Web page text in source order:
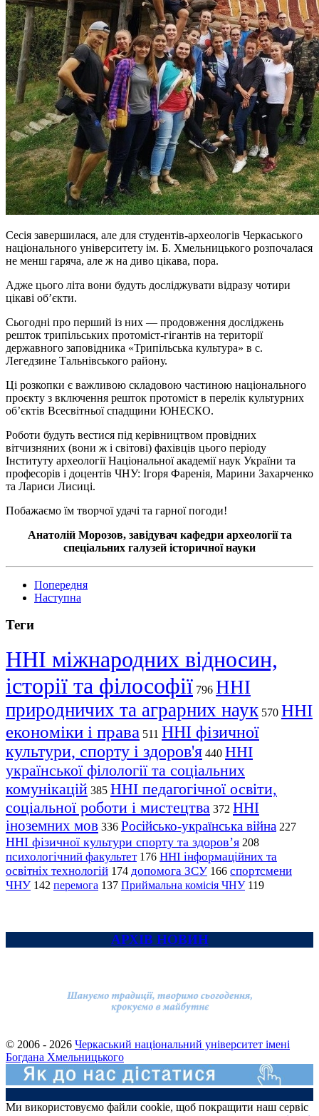
Сесія завершилася, але для студентів-археологів Черкаського
національного університету ім. Б. Хмельницького розпочалася
не менш гаряча, але ж на диво цікава, пора.
Адже цього літа вони будуть досліджувати відразу чотири
цікаві об’єкти.
Сьогодні про перший із них — продовження досліджень
решток трипільських протоміст-гігантів на території
державного заповідника «Трипільська культура» в с.
Легедзине Тальнівського району.
Ці розкопки є важливою складовою частиною національного
проєкту з включення решток протоміст в перелік культурних
об’єктів Всесвітньої спадщини ЮНЕСКО.
Роботи будуть вестися під керівництвом провідних
вітчизняних (вони ж і світові) фахівців цього періоду
Інституту археології Національної академії наук України та
професорів і доцентів ЧНУ: Ігоря Фаренія, Марини Захарченко
та Лариси Лисиці.
Побажаємо їм творчої удачі та гарної погоди!
Анатолій Морозов, завідувач кафедри археології та
спеціальних галузей історичної науки
Попередня
Наступна
Теги
ННІ міжнародних відносин,
історії та філософії 796 ННІ
природничих та аграрних наук 570 ННІ
економіки і права 511 ННІ фізичної
культури, спорту і здоров'я 440 ННІ
української філології та соціальних
комунікацій 385 ННІ педагогічної освіти,
соціальної роботи і мистецтва 372 ННІ
іноземних мов 336 Російсько-українська війна 227
ННІ фізичної культури спорту та здоров’я 208
психологічний факультет 176 ННІ інформаційних та
освітніх технологій 174 допомога ЗСУ 166 спортсмени
ЧНУ 142 перемога 137 Приймальна комісія ЧНУ 119
АРХІВ НОВИН
© 2006 - 2026 Черкаський національний університет імені
Богдана Хмельницького
Ми використовуємо файли cookie, щоб покращити наш сервіс